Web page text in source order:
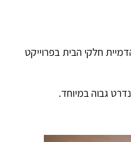
חלקי הבית בפרוייקט
גבוה במיוחד.